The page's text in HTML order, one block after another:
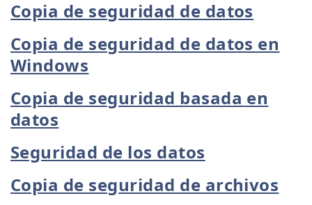
Copia de seguridad de datos
Copia de seguridad de datos en
Windows
Copia de seguridad basada en
datos
Seguridad de los datos
Copia de seguridad de archivos